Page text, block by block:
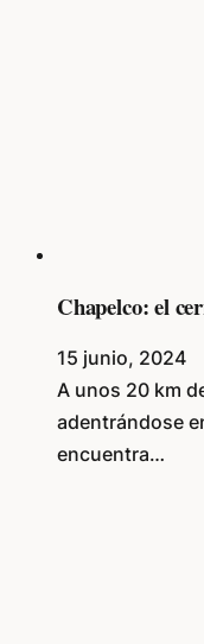
Chapelco: el
15 junio, 2024
A unos 20 km
adentrándose
encuentra…